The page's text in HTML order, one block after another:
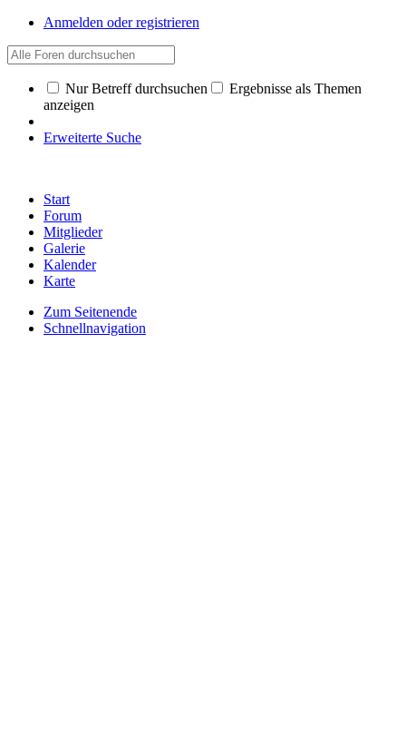
Anmelden oder registrieren
Nur Betreff durchsuchen
Ergebnisse als Themen
anzeigen
Erweiterte Suche
Start
Forum
Mitglieder
Galerie
Kalender
Karte
Zum Seitenende
Schnellnavigation